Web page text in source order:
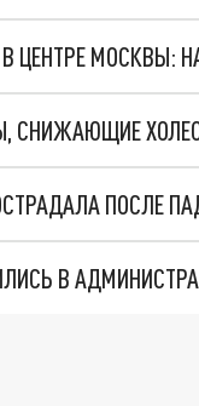
ЦЕНТРЕ МОСКВЫ:
СНИЖАЮЩИЕ